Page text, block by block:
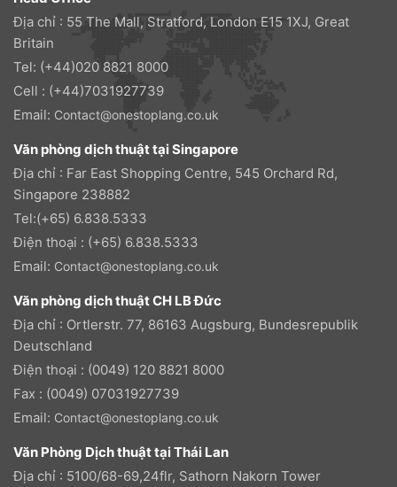
Địa chỉ : 55 The Mall, Stratford, London E15 1XJ, Great
Britain
Tel: (+44)020 8821 8000
Cell : (+44)7031927739
Email: Contact@onestoplang.co.uk
Văn phòng dịch thuật tại Singapore
Địa chỉ : Far East Shopping Centre, 545 Orchard Rd,
Singapore 238882
Tel:(+65) 6.838.5333
Điện thoại : (+65) 6.838.5333
Email: Contact@onestoplang.co.uk
Văn phòng dịch thuật CH LB Đức
Địa chỉ : Ortlerstr. 77, 86163 Augsburg, Bundesrepublik
Deutschland
Điện thoại : (0049) 120 8821 8000
Fax : (0049) 07031927739
Email: Contact@onestoplang.co.uk
Văn Phòng Dịch thuật tại Thái Lan
Địa chỉ : 5100/68-69,24flr, Sathorn Nakorn Tower